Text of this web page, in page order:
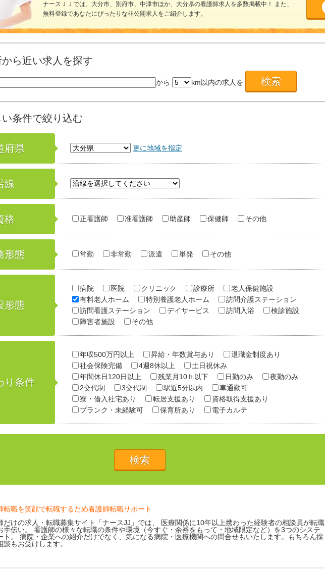
ナースＪＪでは、大分市、別府市、中津市ほか、大分県の看護師求人を多数掲載中！ また、
無料登録であなたにぴったりな非公開求人をご紹介します。
ら近い求人を探す
から km以内の求人を
条件で絞り込む
府県 更に地域を指定
線
格 正看護師 准看護師 助産師 保健師 その他
形態 常勤 非常勤 派遣 単発 その他
形態
病院 医院 クリニック 診療所
老人保健施設
有料老人ホーム
特別養護老人ホーム
訪問介護ステーション
訪問看護ステーション
デイサービス 訪問入浴
検診施設
障害者施設
その他
り条件
年収500万円以上 昇給・年数賞与あり
退職金制度あり
社会保険完備
4週8休以上
土日祝休み
年間休日120日以上
残業月10ｈ以下 日勤のみ
夜勤のみ
2交代制
3交代制 駅近5分以内
車通勤可
寮・借入社宅あり
転居支援あり
資格取得支援あり
ブランク・未経験可
保育所あり 電子カルテ
転職を笑顔で転職するため看護師転職サポート
だけの求人・転職募集サイト「ナースJJ」では、 医療関係に10年以上携わった経験者の相談員が転職
手伝い。 看護師の様々な転職の条件や環境（今すぐ・余裕をもって・地域限定など）を3つのシステ
ト。 病院・企業への紹介だけでなく、気になる病院・医療機関への問合せもいたします。もちろん採
談もお受けします。